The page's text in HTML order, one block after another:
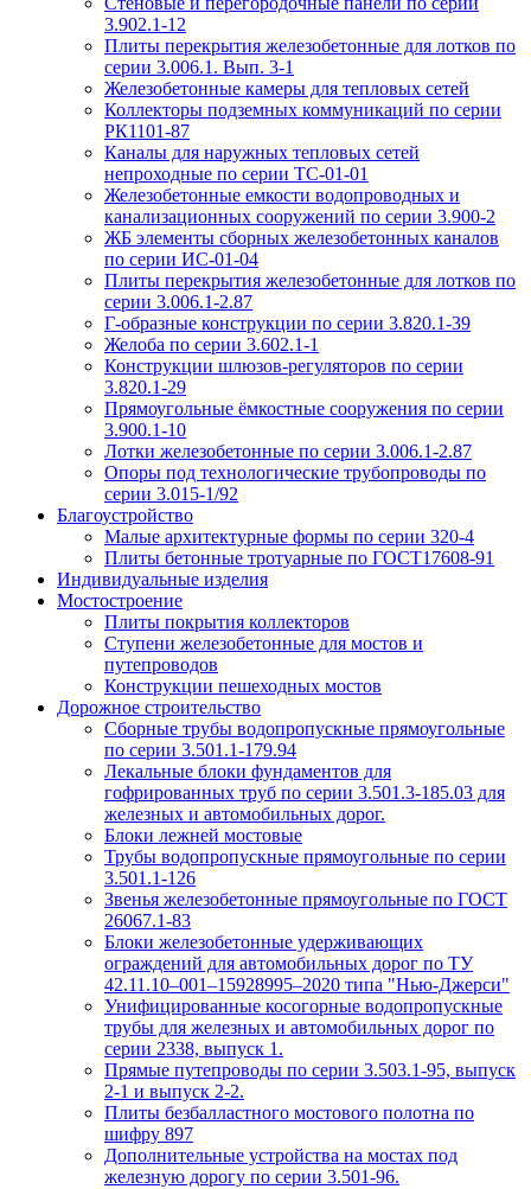
3.902.1-12
Плиты перекрытия железобетонные для лотков по
серии 3.006.1. Вып. 3-1
Железобетонные камеры для тепловых сетей
Коллекторы подземных коммуникаций по серии
РК1101-87
Каналы для наружных тепловых сетей
непроходные по серии ТС-01-01
Железобетонные емкости водопроводных и
канализационных сооружений по серии 3.900-2
ЖБ элементы сборных железобетонных каналов
по серии ИС-01-04
Плиты перекрытия железобетонные для лотков по
серии 3.006.1-2.87
Г-образные конструкции по серии 3.820.1-39
Желоба по серии 3.602.1-1
Конструкции шлюзов-регуляторов по серии
3.820.1-29
Прямоугольные ёмкостные сооружения по серии
3.900.1-10
Лотки железобетонные по серии 3.006.1-2.87
Опоры под технологические трубопроводы по
серии 3.015-1/92
Благоустройство
Малые архитектурные формы по серии 320-4
Плиты бетонные тротуарные по ГОСТ17608-91
Индивидуальные изделия
Мостостроение
Плиты покрытия коллекторов
Ступени железобетонные для мостов и
путепроводов
Конструкции пешеходных мостов
Дорожное строительство
Сборные трубы водопропускные прямоугольные
по серии 3.501.1-179.94
Лекальные блоки фундаментов для
гофрированных труб по серии 3.501.3-185.03 для
железных и автомобильных дорог.
Блоки лежней мостовые
Трубы водопропускные прямоугольные по серии
3.501.1-126
Звенья железобетонные прямоугольные по ГОСТ
26067.1-83
Блоки железобетонные удерживающих
ограждений для автомобильных дорог по ТУ
42.11.10–001–15928995–2020 типа "Нью-Джерси"
Унифицированные косогорные водопропускные
трубы для железных и автомобильных дорог по
серии 2338, выпуск 1.
Прямые путепроводы по серии 3.503.1-95, выпуск
2-1 и выпуск 2-2.
Плиты безбалластного мостового полотна по
шифру 897
Дополнительные устройства на мостах под
железную дорогу по серии 3.501-96.